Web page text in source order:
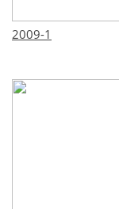
2009-1